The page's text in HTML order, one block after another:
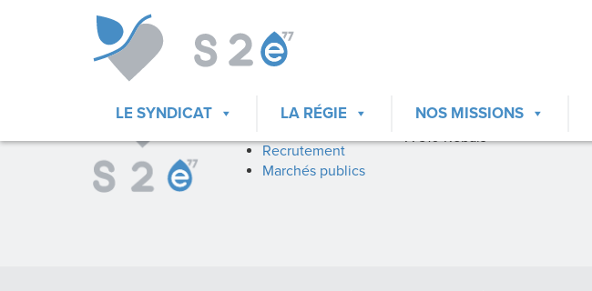
LE SYNDICAT LA RÉGIE NOS MISSIONS
ACCÈS DIRECTS
Fil d’infos
Recrutement
Marchés publics
23, rue Pasteur
77510 Rebais